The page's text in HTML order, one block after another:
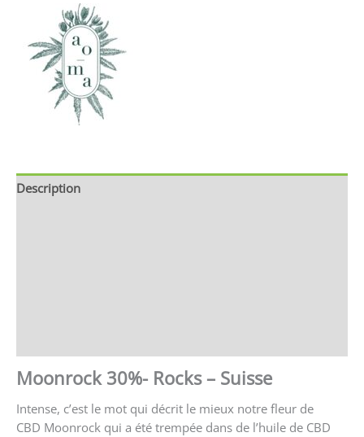
Description
Moonrock 30%- Rocks – Suisse
Intense, c’est le mot qui décrit le mieux notre fleur de
CBD Moonrock qui a été trempée dans de l’huile de CBD